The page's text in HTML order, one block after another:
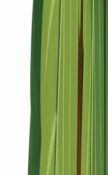
Cannabis Karte